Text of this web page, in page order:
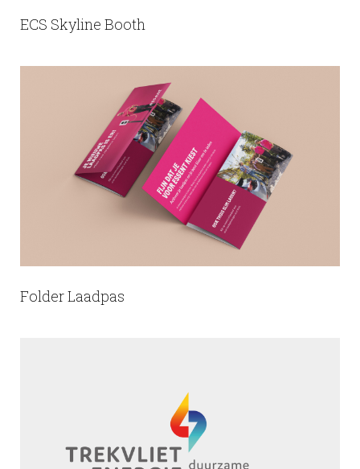
ECS Skyline Booth
Folder Laadpas